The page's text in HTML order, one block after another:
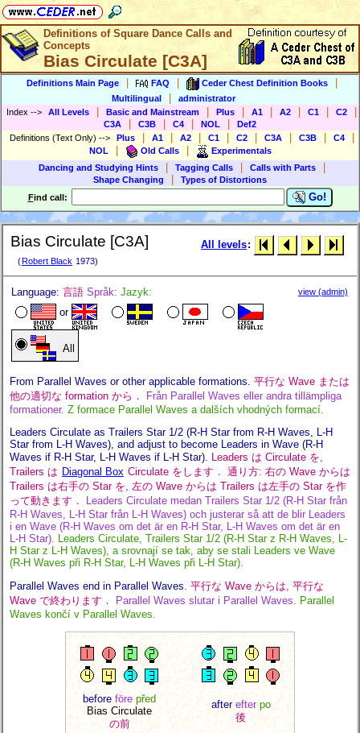
Definitions of Square Dance Calls and
Concepts
Bias Circulate [C3A]
Definitions Main Page FAQ Ceder Chest Definition Books
Multilingual
administrator
Index --> All Levels Basic and Mainstream Plus A1 A2 C1 C2
C3A C3B C4 NOL
Def2
Definitions (Text Only) --> Plus A1 A2 C1 C2 C3A C3B C4
NOL Old Calls
Experimentals
Dancing and Studying Hints
Tagging Calls Calls with Parts
Shape Changing
Types of Distortions
Find call: Go!
Bias Circulate [C3A]
( Robert Black 1973)
All levels:
Language: 言語 Språk: Jazyk:
or
All
view (admin)
From Parallel Waves or other applicable formations. 平行な Wave または
他の適切な formation から．
Från Parallel Waves eller andra tillämpliga
formationer. Z formace Parallel Waves a dalších vhodných formací.
Leaders Circulate as Trailers Star 1/2 (R-H Star from R-H Waves, L-H
Star from L-H Waves), and adjust to become Leaders in Wave (R-H
Waves if R-H Star, L-H Waves if L-H Star).
Leaders は Circulate を,
Trailers は Diagonal Box Circulate をします． 通り方: 右の Wave からは
Trailers は右手の Star を, 左の Wave からは Trailers は左手の Star を作
って動きます．
Leaders Circulate medan Trailers Star 1/2 (R-H Star från
R-H Waves, L-H Star från L-H Waves) och justerar så att de blir Leaders
i en Wave (R-H Waves om det är en R-H Star, L-H Waves om det är en
L-H Star).
Leaders Circulate, Trailers Star 1/2 (R-H Star z R-H Waves, L-
H Star z L-H Waves), a srovnají se tak, aby se stali Leaders ve Wave
(R-H Waves při R-H Star, L-H Waves při L-H Star).
Parallel Waves end in Parallel Waves. 平行な Wave からは, 平行な
Wave で終わります．
Parallel Waves slutar i Parallel Waves. Parallel
Waves končí v Parallel Waves.
before före před
Bias Circulate
の前
after efter po
後